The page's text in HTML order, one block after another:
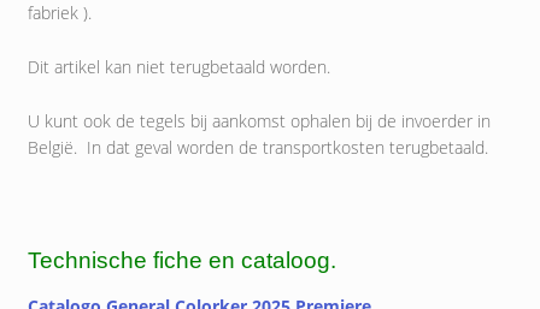
fabriek ).
Dit artikel kan niet terugbetaald worden.
U kunt ook de tegels bij aankomst ophalen bij de invoerder in
België. In dat geval worden de transportkosten terugbetaald.
Technische fiche en cataloog.